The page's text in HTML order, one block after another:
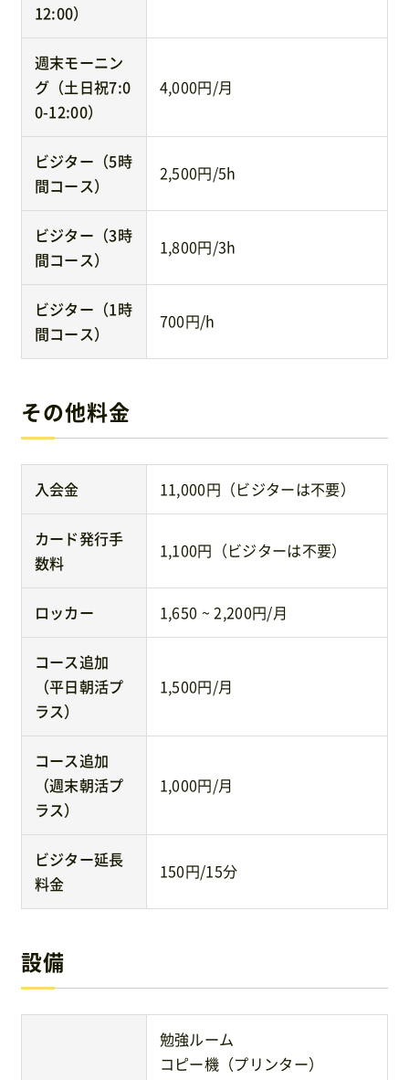
12:00）
週末モーニン
グ（土日祝7:0
0-12:00）
4,000円/月
ビジター（5時
間コース）
2,500円/5h
ビジター（3時
間コース）
1,800円/3h
ビジター（1時
間コース）
700円/h
その他料金
入会金 11,000円（ビジターは不要）
カード発行手
数料
1,100円（ビジターは不要）
ロッカー 1,650 ~ 2,200円/月
コース追加
（平日朝活プ
ラス）
1,500円/月
コース追加
（週末朝活プ
ラス）
1,000円/月
ビジター延長
料金
150円/15分
設備
勉強ルーム
コピー機（プリンター）